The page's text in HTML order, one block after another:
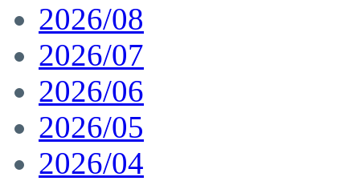
2026/08
2026/07
2026/06
2026/05
2026/04